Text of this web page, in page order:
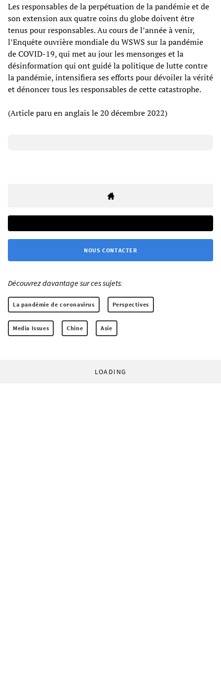
Les responsables de la perpétuation de la pandémie et de
son extension aux quatre coins du globe doivent être
tenus pour responsables. Au cours de l’année à venir,
l’Enquête ouvrière mondiale du WSWS sur la pandémie
de COVID-19, qui met au jour les mensonges et la
désinformation qui ont guidé la politique de lutte contre
la pandémie, intensifiera ses efforts pour dévoiler la vérité
et dénoncer tous les responsables de cette catastrophe.
(Article paru en anglais le 20 décembre 2022)
NOUS CONTACTER
Découvrez davantage sur ces sujets:
La pandémie de coronavirus Perspectives
Media Issues Chine Asie
LOADING